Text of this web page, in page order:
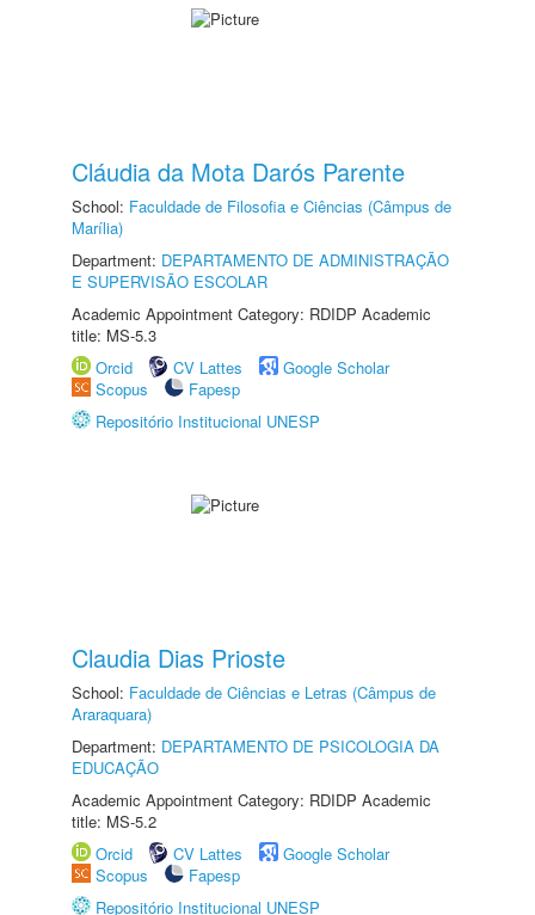
Cláudia da Mota Darós Parente
School: Faculdade de Filosofia e Ciências (Câmpus de
Marília)
Department: DEPARTAMENTO DE ADMINISTRAÇÃO
E SUPERVISÃO ESCOLAR
Academic Appointment Category: RDIDP Academic
title: MS-5.3
Orcid
CV Lattes
Google Scholar
Scopus
Fapesp
Repositório Institucional UNESP
Claudia Dias Prioste
School: Faculdade de Ciências e Letras (Câmpus de
Araraquara)
Department: DEPARTAMENTO DE PSICOLOGIA DA
EDUCAÇÃO
Academic Appointment Category: RDIDP Academic
title: MS-5.2
Orcid
CV Lattes
Google Scholar
Scopus
Fapesp
Repositório Institucional UNESP